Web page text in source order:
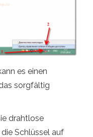
es einen
sorgfältig
drahtlose
Schlüssel auf